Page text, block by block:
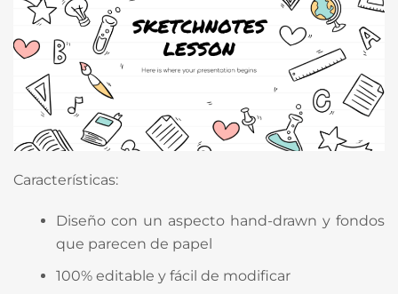
Características:
Diseño con un aspecto hand-drawn y fondos
que parecen de papel
100% editable y fácil de modificar